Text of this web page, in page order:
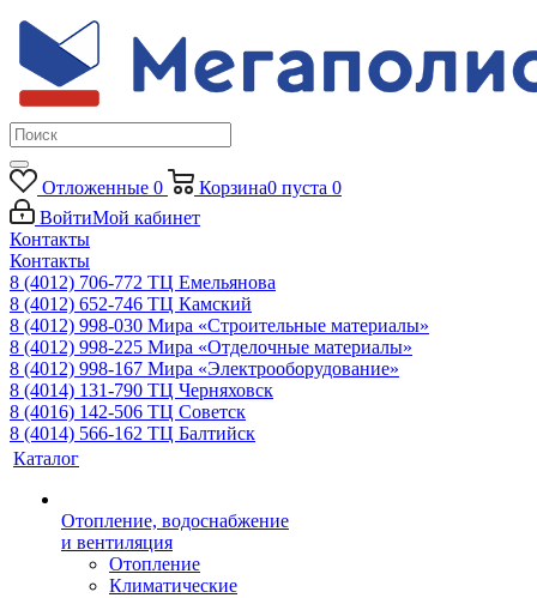
Отложенные 0 Корзина0 пуста 0
ВойтиМой кабинет
Контакты
Контакты
8 (4012) 706-772 ТЦ Емельянова
8 (4012) 652-746 ТЦ Камский
8 (4012) 998-030 Мира «Строительные материалы»
8 (4012) 998-225 Мира «Отделочные материалы»
8 (4012) 998-167 Мира «Электрооборудование»
8 (4014) 131-790 ТЦ Черняховск
8 (4016) 142-506 ТЦ Советск
8 (4014) 566-162 ТЦ Балтийск
Каталог
Отопление, водоснабжение
и вентиляция
Отопление
Климатические